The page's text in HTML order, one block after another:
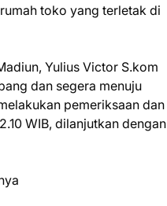
toko yang terletak di
Yulius Victor S.kom
dan segera menuju
pemeriksaan dan
WIB, dilanjutkan dengan